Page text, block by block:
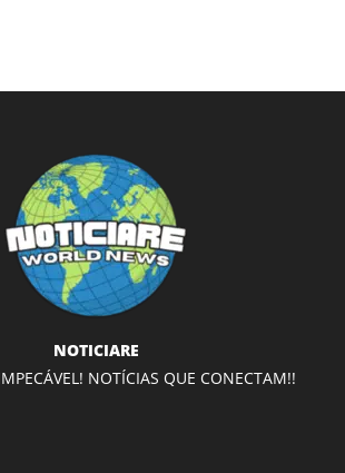
NOTICIARE
NOTÍCIAS QUE CONECTAM!!